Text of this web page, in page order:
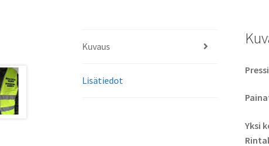
Kuvaus
Lisätiedot
Yksi